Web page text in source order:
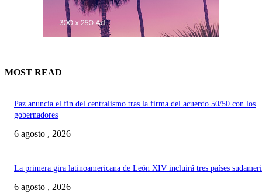
MOST READ
Paz anuncia el fin del centralismo tras la firma del acuerdo 50/50 con los
gobernadores
6 agosto , 2026
La primera gira latinoamericana de León XIV incluirá tres países
6 agosto , 2026